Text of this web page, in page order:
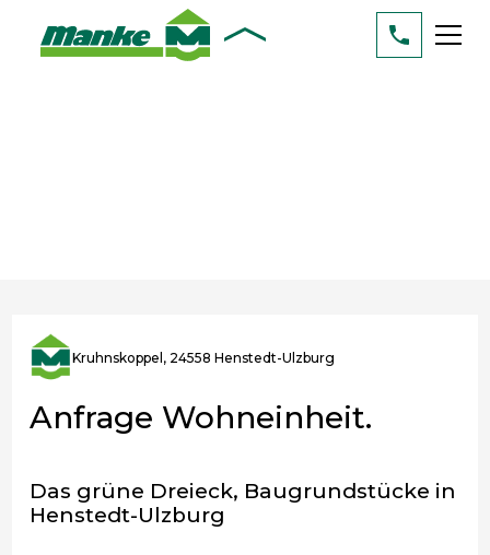
Kruhnskoppel, 24558 Henstedt-Ulzburg
Anfrage Wohneinheit.
Das grüne Dreieck, Baugrundstücke in
Henstedt-Ulzburg